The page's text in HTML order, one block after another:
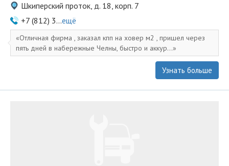
Шкиперский проток, д. 18, корп. 7
+7 (812) 3...ещё
Отличная фирма , заказал кпп на ховер м2 , пришел через
пять дней в набережные Челны, быстро и аккур...
Узнать больше